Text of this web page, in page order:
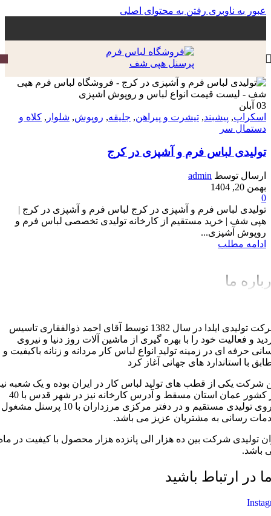
عبور به ناوبری رفتن به محتوای اصلی
03 آبا‍ن
اسکراپ, پیشبند, تیشرت و پیراهن, جلیقه, روپوش, شلوار , کلاه و
دستمال سر
تولیدی لباس فرم و آشپزی در کرج
ارسال توسط admin
بهمن 20, 1404
0
تولیدی لباس فرم و آشپزی در کرج لباس فرم و آشپزی در کرج |
هپی شف | خرید مستقیم از کارخانه تولیدی تخصصی لباس فرم و
روپوش آشپزی...
ادامه مطلب
ما
شرکت تولیدی ایلدا در سال 1382 توسط آقای احمد ذوالفقاری تاسیس
و فعالیت خود را با بهره گیری از ماشین آلات روز دنیا و نیروی
حرفه ای در زمینه تولید انواع لباس کار مردانه و زنانه باکیفیت و
با استاندارد های جهانی آغاز کرد
شرکت یکی از قطب های تولید لباس کار در ایران بوده و یک شعبه
در کشور عمان استان مسقط و آدرس کارخانه نیز در شهر قدس با 40
نیروی تولیدی مستقیم و در دفتر مرکزی مرزداران با 10 پرسنل مشغول
رسانی به مشتریان عزیز می باشد.
تولیدی شرکت بین ده هزار الی پانزده هزار محصول با کیفیت در
باشد.
در ارتباط باشید